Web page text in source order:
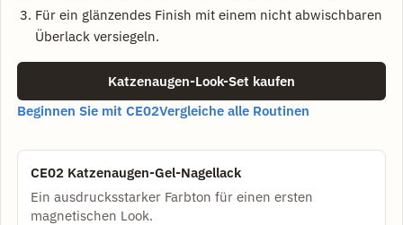
Für ein glänzendes Finish mit einem nicht abwischbaren
Überlack versiegeln.
Katzenaugen-Look-Set kaufen
Beginnen Sie mit CE02Vergleiche alle Routinen
CE02 Katzenaugen-Gel-Nagellack
Ein ausdrucksstarker Farbton für einen ersten
magnetischen Look.